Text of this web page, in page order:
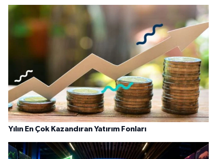
Yılın En Çok Kazandıran Yatırım Fonları